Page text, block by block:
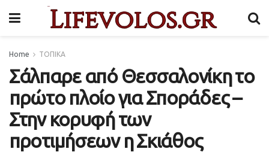
Home ΤΟΠΙΚΑ
Σάλπαρε από Θεσσαλονίκη το
πρώτο πλοίο για Σποράδες –
Στην κορυφή των
προτιμήσεων η Σκιάθος